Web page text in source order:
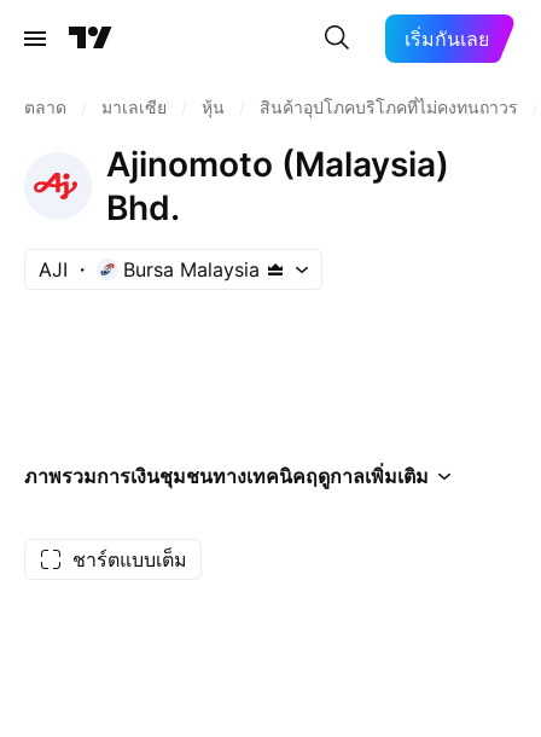
เริ่มกันเลย
ตลาด มาเลเซีย หุ้น สินค้าอุปโภคบริโภคที่ไม่คงทนถาวร
Ajinomoto (Malaysia)
Bhd.
AJI Bursa Malaysia
ภาพรวมการเงินชุมชนทางเทคนิคฤดูกาลเพิ่มเติม
ชาร์ตแบบเต็ม